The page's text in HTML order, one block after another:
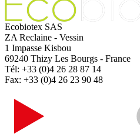
Ecobiotex SAS
ZA Reclaine - Vessin
1 Impasse Kisbou
69240 Thizy Les Bourgs - France
Tél: +33 (0)4 26 28 87 14
Fax: +33 (0)4 26 23 90 48